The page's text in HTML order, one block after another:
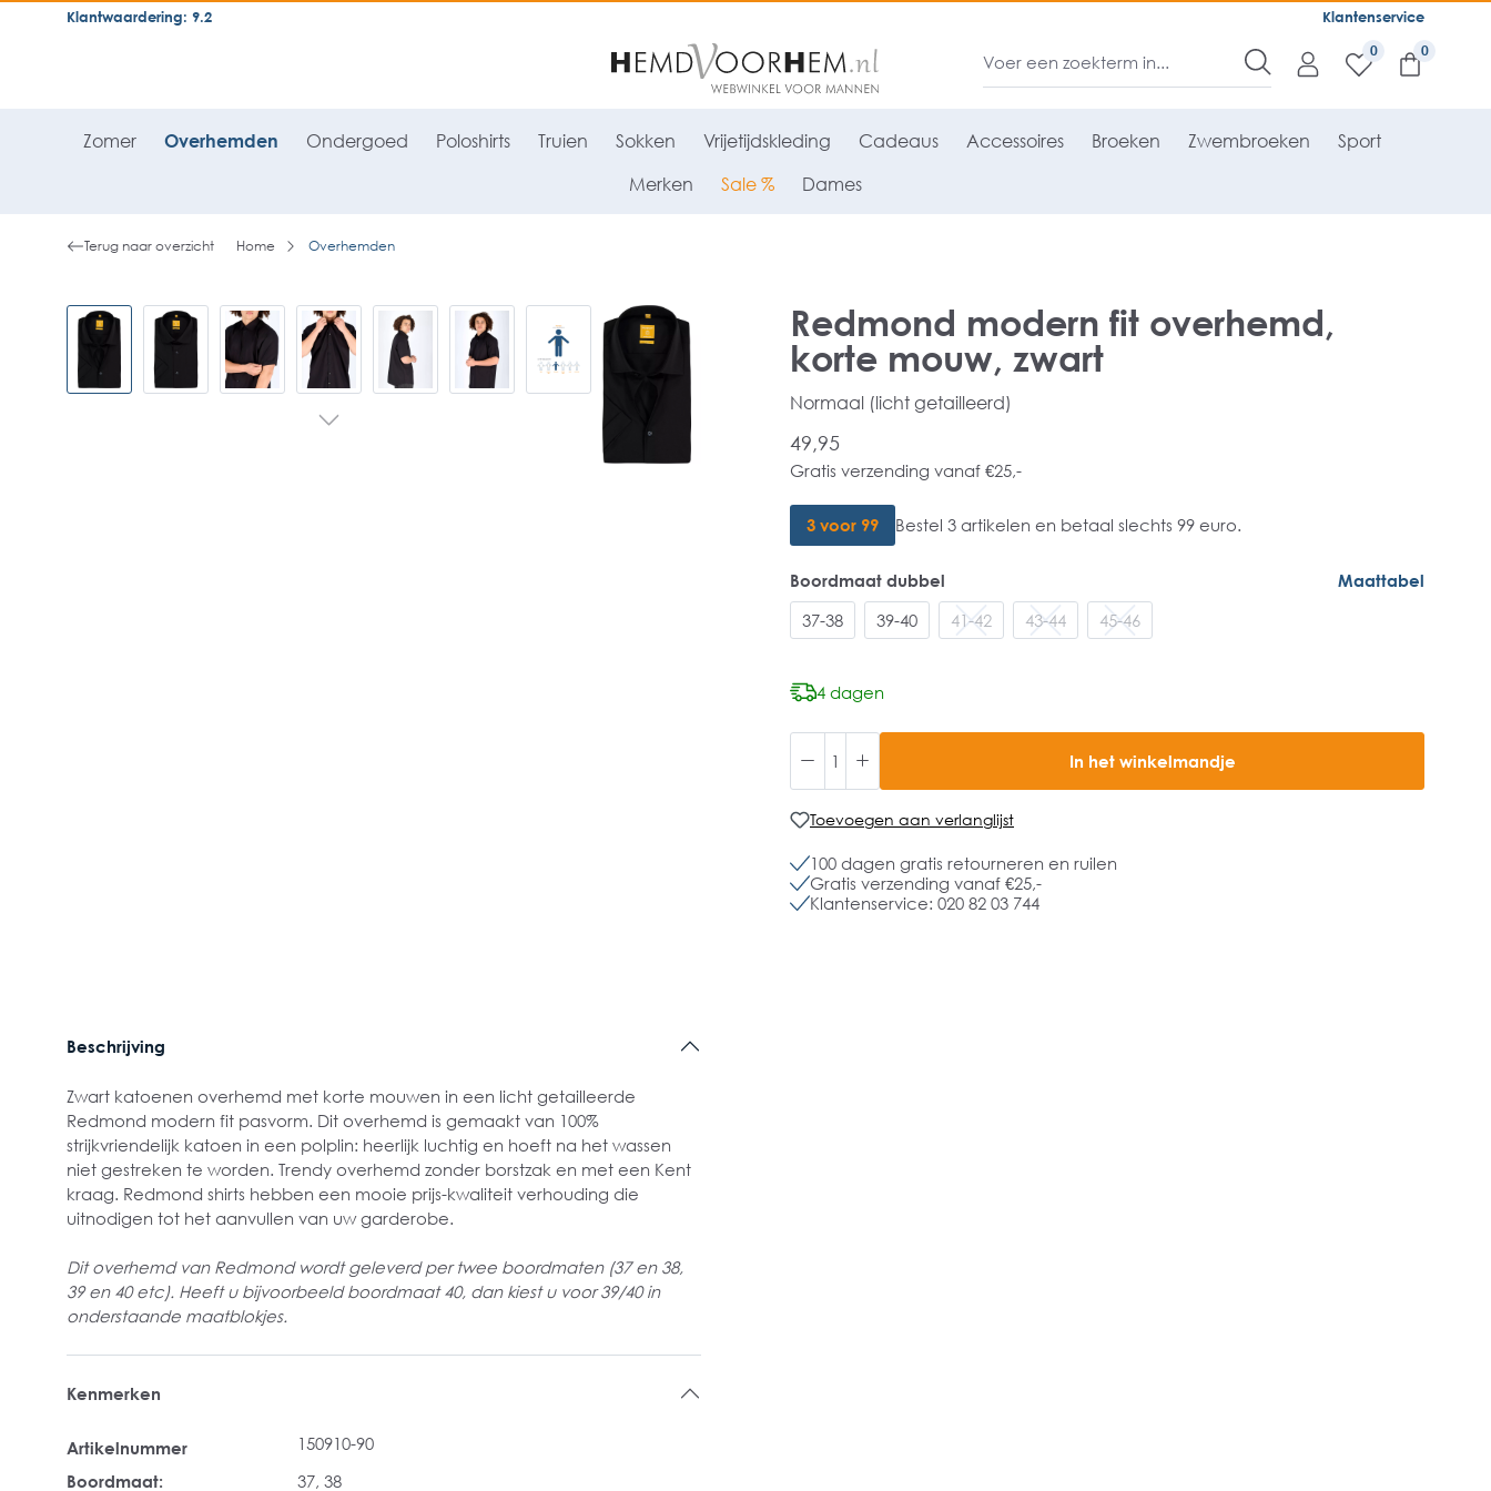
general.skipToNavigation Klantenservice
Klantwaardering: 9.2
0
Zomer Overhemden Ondergoed Poloshirts Truien Sokken Vrijetijdskleding Cadeaus Accessoires Broeken Zwembroeken Sport
Merken Sale % Dames
Terug naar overzicht Home Overhemden
Redmond modern fit overhemd,
korte mouw, zwart
Normaal (licht getailleerd)
49,95
Gratis verzending vanaf €25,-
3 voor 99 Bestel 3 artikelen en betaal slechts 99 euro.
Boordmaat dubbel
Maattabel
37-38
39-40 41-42 43-44 45-46
4 dagen
In het winkelmandje
Toevoegen aan verlanglijst
100 dagen gratis retourneren en ruilen
Gratis verzending vanaf €25,-
Klantenservice: 020 82 03 744
Beschrijving
Zwart katoenen overhemd met korte mouwen in een licht getailleerde
Redmond modern fit pasvorm. Dit overhemd is gemaakt van 100%
strijkvriendelijk katoen in een polplin: heerlijk luchtig en hoeft na het wassen
niet gestreken te worden. Trendy overhemd zonder borstzak en met een Kent
kraag. Redmond shirts hebben een mooie prijs-kwaliteit verhouding die
uitnodigen tot het aanvullen van uw garderobe.
Dit overhemd van Redmond wordt geleverd per twee boordmaten (37 en 38,
39 en 40 etc). Heeft u bijvoorbeeld boordmaat 40, dan kiest u voor 39/40 in
onderstaande maatblokjes.
Kenmerken
Artikelnummer
150910-90
Boordmaat:
37, 38